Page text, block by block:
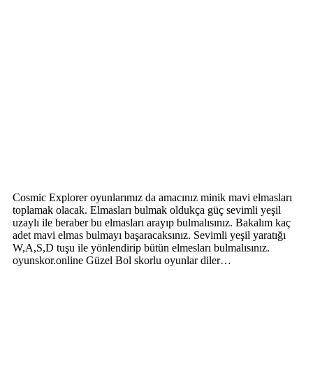
Cosmic Explorer oyunlarımız da amacınız minik mavi elmasları
toplamak olacak. Elmasları bulmak oldukça güç sevimli yeşil
uzaylı ile beraber bu elmasları arayıp bulmalısınız. Bakalım kaç
adet mavi elmas bulmayı başaracaksınız. Sevimli yeşil yaratığı
W,A,S,D tuşu ile yönlendirip bütün elmesları bulmalısınız.
oyunskor.online Güzel Bol skorlu oyunlar diler…